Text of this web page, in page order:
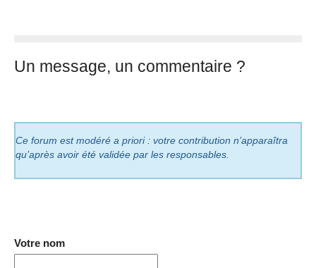
Un message, un commentaire ?
Ce forum est modéré a priori : votre contribution n’apparaîtra
qu’après avoir été validée par les responsables.
Votre nom